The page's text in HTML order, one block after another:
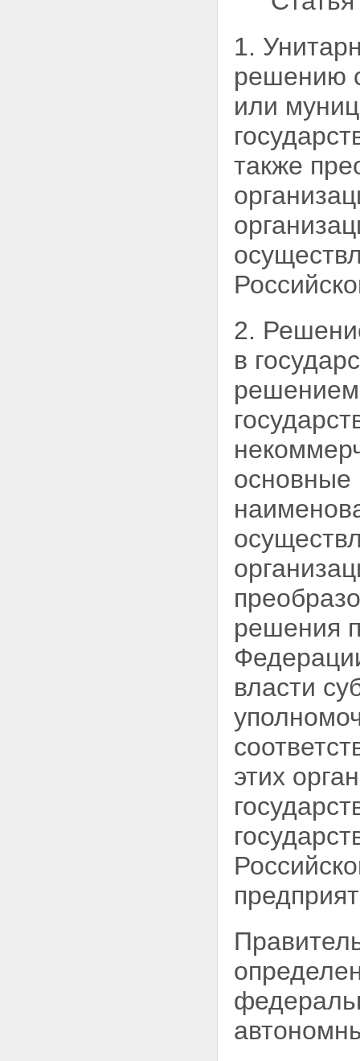
1.
решению
или
также
2.
в
основные
решения
власти
этих